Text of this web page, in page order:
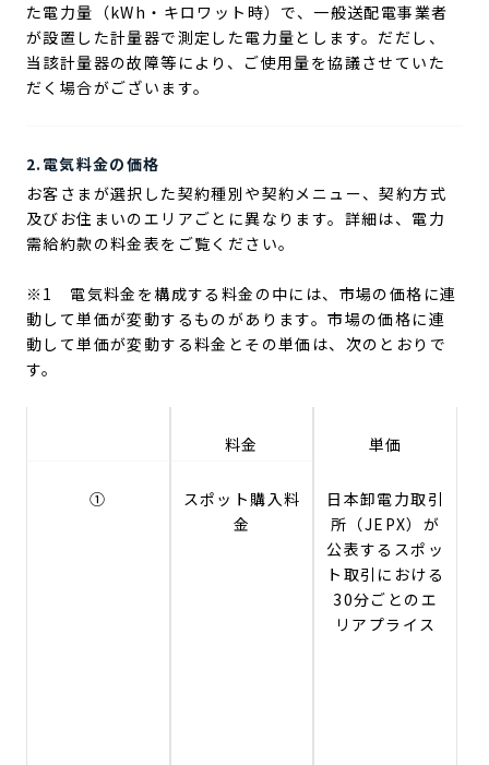
た電力量（kWh・キロワット時）で、一般送配電事業者
が設置した計量器で測定した電力量とします。だだし、
当該計量器の故障等により、ご使用量を協議させていた
だく場合がございます。
2.電気料金の価格
お客さまが選択した契約種別や契約メニュー、契約方式
及びお住まいのエリアごとに異なります。詳細は、電力
需給約款の料金表をご覧ください。
※1 電気料金を構成する料金の中には、市場の価格に連
動して単価が変動するものがあります。市場の価格に連
動して単価が変動する料金とその単価は、次のとおりで
す。
料金 単価
①
スポット購入料
金
日本卸電力取引
所（JEPX）が
公表するスポッ
ト取引における
30分ごとのエ
リアプライス